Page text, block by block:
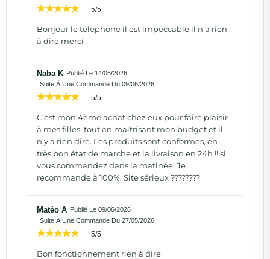
5/5
Bonjour le téléphone il est impeccable il n'a rien
à dire merci
Naba K Publié Le 14/06/2026
Suite À Une Commande Du 09/06/2026
5/5
C'est mon 4ème achat chez eux pour faire plaisir
à mes filles, tout en maîtrisant mon budget et il
n'y a rien dire. Les produits sont conformes, en
très bon état de marche et la livraison en 24h !! si
vous commandez dans la matinée. Je
recommande à 100%. Site sérieux ????????
Matéo A Publié Le 09/06/2026
Suite À Une Commande Du 27/05/2026
5/5
Bon fonctionnement rien à dire